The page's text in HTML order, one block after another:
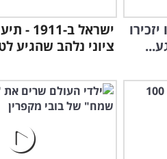
ישראל
ציוני נלהב שהגיע